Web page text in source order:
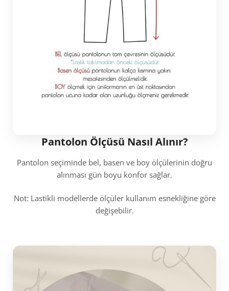
Pantolon Ölçüsü Nasıl Alınır?
Pantolon seçiminde bel, basen ve boy ölçülerinin doğru
alınması gün boyu konfor sağlar.
Not: Lastikli modellerde ölçüler kullanım esnekliğine göre
değişebilir.